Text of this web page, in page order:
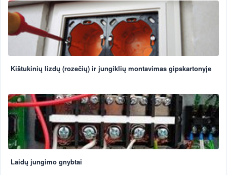
Kištukinių lizdų (rozečių) ir jungiklių montavimas gipskartonyje
Laidų jungimo gnybtai